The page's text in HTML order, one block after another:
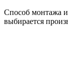
Способ монтажа
выбирается